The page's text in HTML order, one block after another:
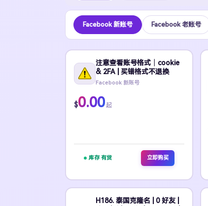
Facebook 新账号 Facebook 老账号
注意查看账号格式｜cookie
& 2FA | 买错格式不退换
Facebook 新账号
$0.00起
库存 有货 立即购买
H186. 泰国克隆名 | 0 好友 |